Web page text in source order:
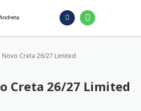
Novo Creta 26/27 Limited
Creta 26/27 Limited